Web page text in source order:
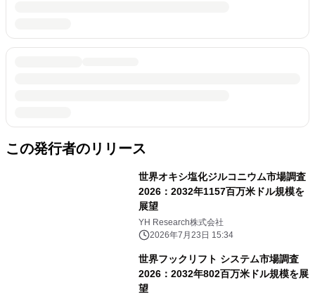
この発行者のリリース
世界オキシ塩化ジルコニウム市場調査
2026：2032年1157百万米ドル規模を
展望
YH Research株式会社
2026年7月23日 15:34
世界フックリフト システム市場調査
2026：2032年802百万米ドル規模を展
望